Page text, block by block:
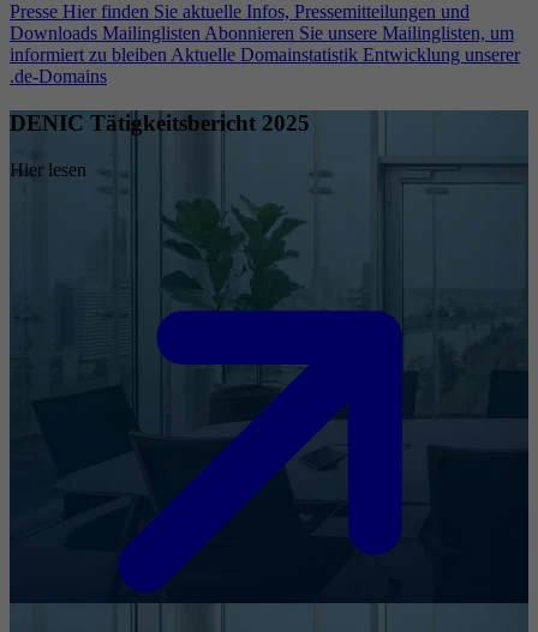
Presse Hier finden Sie aktuelle Infos, Pressemitteilungen und
Downloads Mailinglisten Abonnieren Sie unsere Mailinglisten, um
informiert zu bleiben Aktuelle Domainstatistik Entwicklung unserer
.de-Domains
DENIC Tätigkeitsbericht 2025
Hier lesen